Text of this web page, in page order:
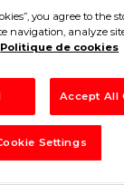
you agree to the
navigation, analyze
Politique de cookies
Accept All
Settings